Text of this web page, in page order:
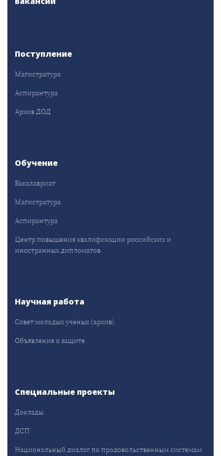
Поступление
Магистратура
Аспирантура
Архив ДОД
Обучение
Бакалавриат
Магистратура
Аспирантура
Центр повышения квалификации российских и
иностранных дипломатов
Научная работа
Совет молодых учёных (архив)
Объявления о защите
Специальные проекты
Доклады
ДСП
Национальный диалог по продовольственным системам